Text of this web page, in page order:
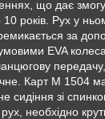
що дає
10 років. Рух у
за
EVA
Карт М 1504
сидіння зі
необхідно